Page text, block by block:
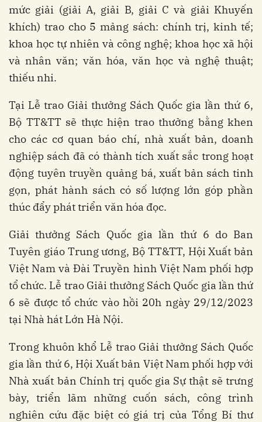
mức giải (giải A, giải B, giải C và giải Khuyến
khích) trao cho 5 mảng sách: chính trị, kinh tế;
khoa học tự nhiên và công nghệ; khoa học xã hội
và nhân văn; văn hóa, văn học và nghệ thuật;
thiếu nhi.
Tại Lễ trao Giải thưởng Sách Quốc gia lần thứ 6,
Bộ TT&TT sẽ thực hiện trao thưởng bằng khen
cho các cơ quan báo chí, nhà xuất bản, doanh
nghiệp sách đã có thành tích xuất sắc trong hoạt
động tuyên truyền quảng bá, xuất bản sách tinh
gọn, phát hành sách có số lượng lớn góp phần
thúc đẩy phát triển văn hóa đọc.
Giải thưởng Sách Quốc gia lần thứ 6 do Ban
Tuyên giáo Trung ương, Bộ TT&TT, Hội Xuất bản
Việt Nam và Đài Truyền hình Việt Nam phối hợp
tổ chức. Lễ trao Giải thưởng Sách Quốc gia lần thứ
6 sẽ được tổ chức vào hồi 20h ngày 29/12/2023
tại Nhà hát Lớn Hà Nội.
Trong khuôn khổ Lễ trao Giải thưởng Sách Quốc
gia lần thứ 6, Hội Xuất bản Việt Nam phối hợp với
Nhà xuất bản Chính trị quốc gia Sự thật sẽ trưng
bày, triển lãm những cuốn sách, công trình
nghiên cứu đặc biệt có giá trị của Tổng Bí thư